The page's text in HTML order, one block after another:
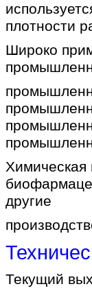
плотности
Широко
другие
Текущий